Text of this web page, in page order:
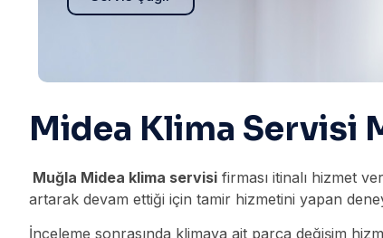
Midea Klima Servisi
Muğla Midea klima servisi firması itinalı hizmet
artarak devam ettiği için tamir hizmetini yapan
İnceleme sonrasında klimaya ait parça değişim